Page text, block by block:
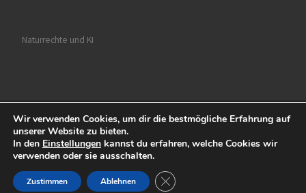
Naturrechte und KI
© 2026Ruhrkultour– Alle Rechte vorbehalten
Präsentiert von WP– Entworfen mit demCustomizr-Theme
Wir verwenden Cookies, um dir die bestmögliche Erfahrung auf
unserer Website zu bieten.
In den Einstellungen kannst du erfahren, welche Cookies wir
verwenden oder sie ausschalten.
Zustimmen Ablehnen GDPR Cookie-Banner schließen